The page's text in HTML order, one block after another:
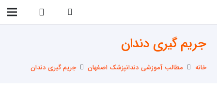
جریم گیری دندان
خانه مطالب آموزشی دندانپزشک اصفهان جریم گیری دندان